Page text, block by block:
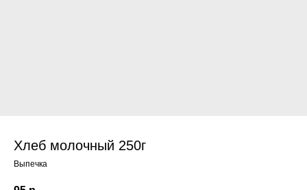
Хлеб молочный 250г
Выпечка